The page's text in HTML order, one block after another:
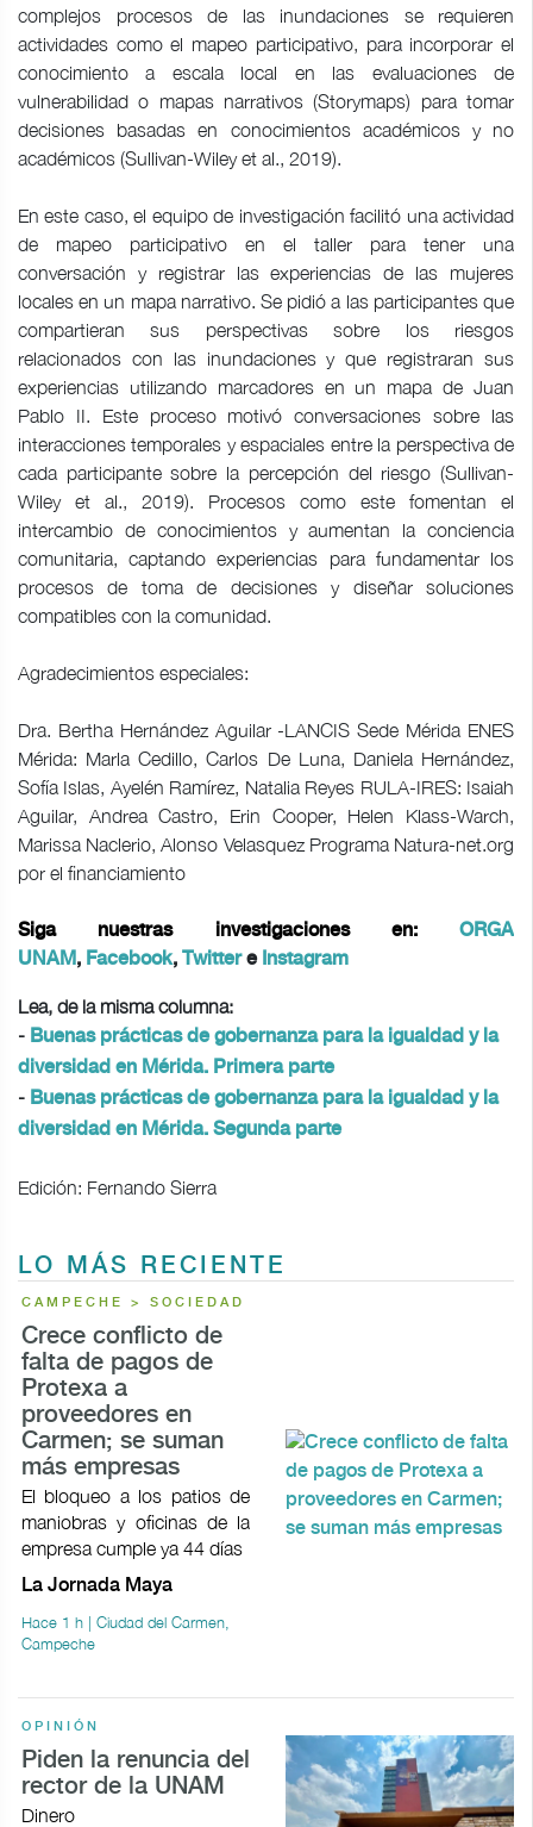
complejos procesos de las inundaciones se requieren
actividades como el mapeo participativo, para incorporar el
conocimiento a escala local en las evaluaciones de
vulnerabilidad o mapas narrativos (Storymaps) para tomar
decisiones basadas en conocimientos académicos y no
académicos (Sullivan-Wiley et al., 2019).
En este caso, el equipo de investigación facilitó una actividad
de mapeo participativo en el taller para tener una
conversación y registrar las experiencias de las mujeres
locales en un mapa narrativo. Se pidió a las participantes que
compartieran sus perspectivas sobre los riesgos
relacionados con las inundaciones y que registraran sus
experiencias utilizando marcadores en un mapa de Juan
Pablo II. Este proceso motivó conversaciones sobre las
interacciones temporales y espaciales entre la perspectiva de
cada participante sobre la percepción del riesgo (Sullivan-
Wiley et al., 2019). Procesos como este fomentan el
intercambio de conocimientos y aumentan la conciencia
comunitaria, captando experiencias para fundamentar los
procesos de toma de decisiones y diseñar soluciones
compatibles con la comunidad.
Agradecimientos especiales:
Dra. Bertha Hernández Aguilar -LANCIS Sede Mérida ENES
Mérida: Marla Cedillo, Carlos De Luna, Daniela Hernández,
Sofía Islas, Ayelén Ramírez, Natalia Reyes RULA-IRES: Isaiah
Aguilar, Andrea Castro, Erin Cooper, Helen Klass-Warch,
Marissa Naclerio, Alonso Velasquez Programa Natura-net.org
por el financiamiento
Siga nuestras investigaciones en: ORGA
UNAM, Facebook, Twittere Instagram
Lea, de la misma columna:
- Buenas prácticas de gobernanza para la igualdad y la
diversidad en Mérida. Primera parte
- Buenas prácticas de gobernanza para la igualdad y la
diversidad en Mérida. Segunda parte
Edición: Fernando Sierra
LO MÁS RECIENTE
CAMPECHE > SOCIEDAD
Crece conflicto de
falta de pagos de
Protexa a
proveedores en
Carmen; se suman
más empresas
El bloqueo a los patios de
maniobras y oficinas de la
empresa cumple ya 44 días
La Jornada Maya
Hace 1 h | Ciudad del Carmen,
Campeche
OPINIÓN
Piden la renuncia del
rector de la UNAM
Dinero